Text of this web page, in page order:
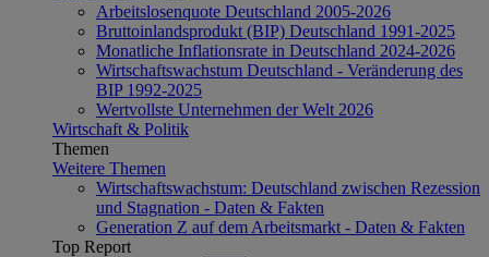
Arbeitslosenquote Deutschland 2005-2026
Bruttoinlandsprodukt (BIP) Deutschland 1991-2025
Monatliche Inflationsrate in Deutschland 2024-2026
Wirtschaftswachstum Deutschland - Veränderung des
BIP 1992-2025
Wertvollste Unternehmen der Welt 2026
Wirtschaft & Politik
Themen
Weitere Themen
Wirtschaftswachstum: Deutschland zwischen Rezession
und Stagnation - Daten & Fakten
Generation Z auf dem Arbeitsmarkt - Daten & Fakten
Top Report